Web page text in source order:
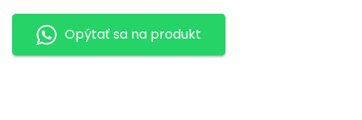
Opýtať sa na produkt